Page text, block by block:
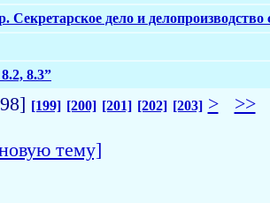
дело и делопроизводство
8.3”
[199] [200] [201] [202] [203] >
>>
тему]